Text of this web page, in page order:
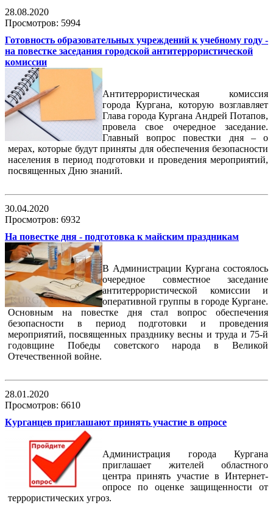
28.08.2020
Просмотров: 5994
Готовность образовательных учреждений к учебному году -
на повестке заседания городской антитеррористической
комиссии
Антитеррористическая комиссия
города Кургана, которую возглавляет
Глава города Кургана Андрей Потапов,
провела свое очередное заседание.
Главный вопрос повестки дня – о
мерах, которые будут приняты для обеспечения безопасности
населения в период подготовки и проведения мероприятий,
посвященных Дню знаний.
30.04.2020
Просмотров: 6932
На повестке дня - подготовка к майским праздникам
В Администрации Кургана состоялось
очередное совместное заседание
антитеррористической комиссии и
оперативной группы в городе Кургане.
Основным на повестке дня стал вопрос обеспечения
безопасности в период подготовки и проведения
мероприятий, посвященных празднику весны и труда и 75-й
годовщине Победы советского народа в Великой
Отечественной войне.
28.01.2020
Просмотров: 6610
Курганцев приглашают принять участие в опросе
Администрация города Кургана
приглашает жителей областного
центра принять участие в Интернет-
опросе по оценке защищенности от
террористических угроз.